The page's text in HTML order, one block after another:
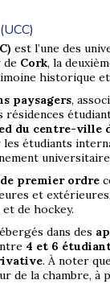
est l’une des
de Cork, la
historique
paysagers,
résidences
du centre-ville
les étudiants
universitaire
premier ordre
et
de hockey.
dans des
4 et 6
. À noter
de la chambre, à